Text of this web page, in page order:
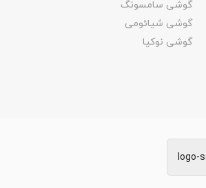
گوشی سامسونگ
گوشی شیائومی
گوشی نوکیا